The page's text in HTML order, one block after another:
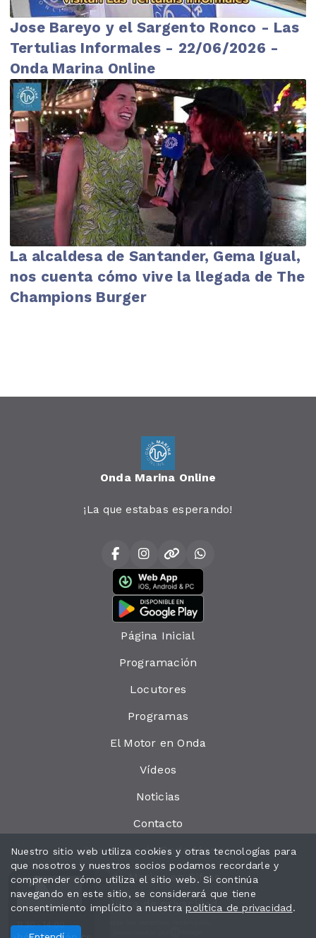
11:30 - 14:00
Jose Bareyo y el Sargento Ronco - Las
Tertulias Informales - 22/06/2026 -
Onda Marina Online
La alcaldesa de Santander, Gema Igual,
nos cuenta cómo vive la llegada de The
Champions Burger
Onda Marina Online
¡La que estabas esperando!
Página Inicial
Programación
Locutores
Programas
El Motor en Onda
Vídeos
Noticias
Contacto
Las cosas de Onda Marina
Onda Marina en Cifras
Política de privacidad
Nuestro sitio web utiliza cookies y otras tecnologías para
que nosotros y nuestros socios podamos recordarle y
comprender cómo utiliza el sitio web. Si continúa
navegando en este sitio, se considerará que tiene
consentimiento implícito a nuestrapolítica de privacidad.